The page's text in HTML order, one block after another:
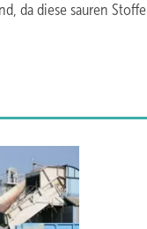
da diese sauren Stoffe